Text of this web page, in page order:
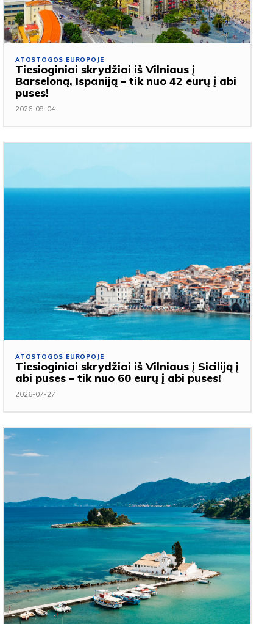
ATOSTOGOS EUROPOJE
Tiesioginiai skrydžiai iš Vilniaus į
Barseloną, Ispaniją – tik nuo 42 eurų į abi
puses!
2026-08-04
ATOSTOGOS EUROPOJE
Tiesioginiai skrydžiai iš Vilniaus į Siciliją į
abi puses – tik nuo 60 eurų į abi puses!
2026-07-27